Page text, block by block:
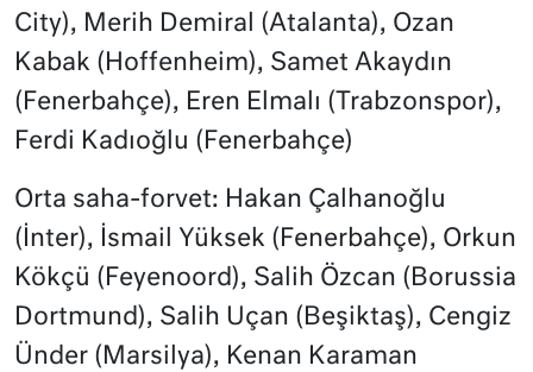
City), Merih Demiral (Atalanta), Ozan
Kabak (Hoffenheim), Samet Akaydın
(Fenerbahçe), Eren Elmalı (Trabzonspor),
Ferdi Kadıoğlu (Fenerbahçe)
Orta saha-forvet: Hakan Çalhanoğlu
(İnter), İsmail Yüksek (Fenerbahçe), Orkun
Kökçü (Feyenoord), Salih Özcan (Borussia
Dortmund), Salih Uçan (Beşiktaş), Cengiz
Ünder (Marsilya), Kenan Karaman